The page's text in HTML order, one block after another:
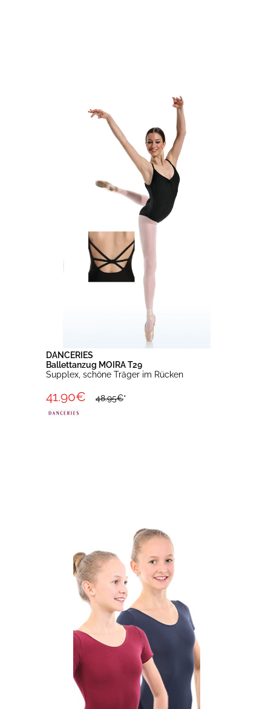
DANCERIES
Ballettanzug MOIRA T29
Supplex, schöne Träger im Rücken
41.90€ 48.95€*